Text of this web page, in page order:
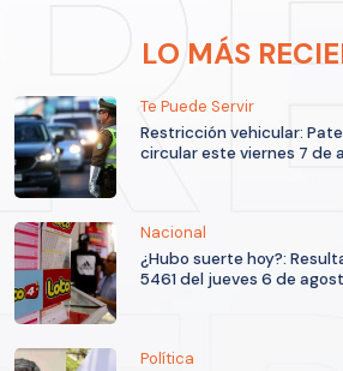
LO MÁS
Te Puede Servir
Restricción vehicular:
circular este viernes 7 de
Nacional
¿Hubo suerte hoy?:
5461 del jueves 6 de
Política